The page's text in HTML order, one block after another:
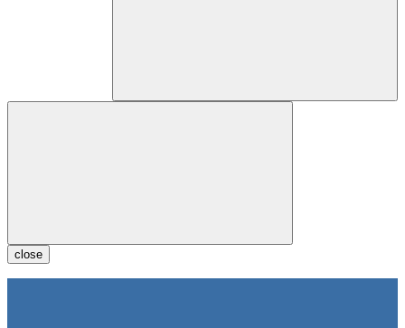
close